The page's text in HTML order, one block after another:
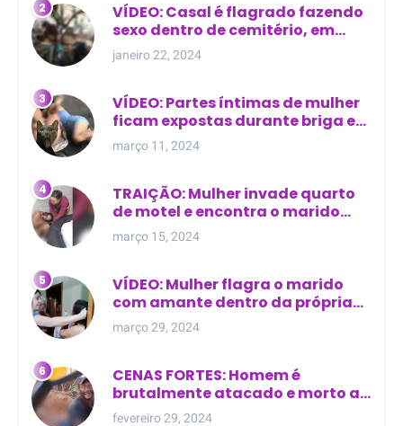
VÍDEO: Casal é flagrado fazendo
sexo dentro de cemitério, em
cima de túmulo no Maranhão
janeiro 22, 2024
VÍDEO: Partes íntimas de mulher
ficam expostas durante briga em
Manaus
março 11, 2024
TRAIÇÃO: Mulher invade quarto
de motel e encontra o marido
com outra na cama
março 15, 2024
VÍDEO: Mulher flagra o marido
com amante dentro da própria
residência
março 29, 2024
CENAS FORTES: Homem é
brutalmente atacado e morto a
golpes de facão em joão lisboa
fevereiro 29, 2024